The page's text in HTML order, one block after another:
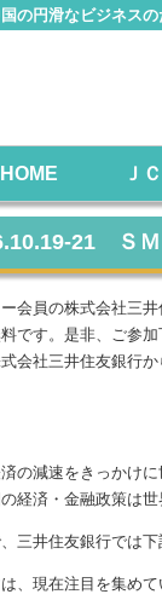
国の円滑なビジネス
メニュー Ｊ
21 ＳＭ
会員の株式会社三
です。是非、ご参
会社三井住友銀行か
の減速をきっかけに
経済・金融政策は世
三井住友銀行では下
、現在注目を集めて